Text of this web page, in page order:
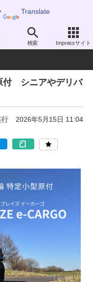
Translate
検索 Impressサイト
電動自転車
付 シニアやデリバ
行 2026年5月15日 11:04